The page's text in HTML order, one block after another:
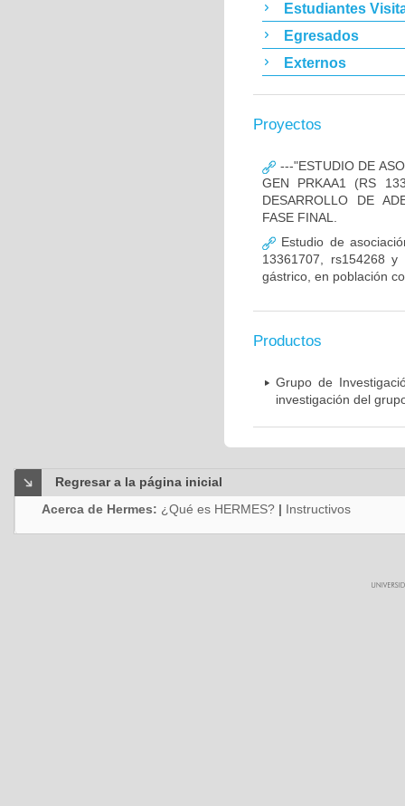
Estudiantes
Egresados
Externos
Proyectos
---"ESTUDIO DE
GEN PRKAA1 (RS
DESARROLLO DE
FASE FINAL.
Estudio de
13361707, rs154268 y
gástrico, en población
Productos
Grupo de
investigación del
Regresar a la página inicial
Acerca de Hermes: ¿Qué es HERMES? | Instructivos